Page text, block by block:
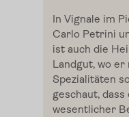
In Vignale im
Carlo Petrini
ist auch die
Landgut, wo
Spezialitäten
geschaut,
wesentlicher